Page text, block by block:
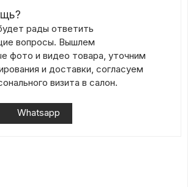
рады ответить
вопросы. Вышлем
фото и видео товара, уточним
и доставки, согласуем
визита в салон.
Whatsapp